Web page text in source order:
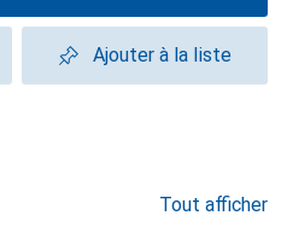
Ajouter à la liste
Tout afficher